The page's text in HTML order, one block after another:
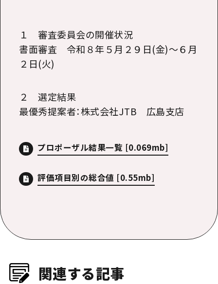
１ 審査委員会の開催状況
書面審査 令和８年５月２９日(金)〜６月
２日(火)
２ 選定結果
最優秀提案者：株式会社JTB 広島支店
プロポーザル結果一覧 [0.069mb]
評価項目別の総合値 [0.55mb]
関連する記事